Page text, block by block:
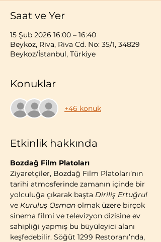
Saat ve Yer
15 Şub 2026 16:00 – 16:40
Beykoz, Riva, Riva Cd. No: 35/1, 34829
Beykoz/İstanbul, Türkiye
Konuklar
+46 konuk
Etkinlik hakkında
Bozdağ Film Platoları
Ziyaretçiler, Bozdağ Film Platoları’nın
tarihi atmosferinde zamanın içinde bir
yolculuğa çıkarak başta Diriliş Ertuğrul
ve Kuruluş Osman olmak üzere birçok
sinema filmi ve televizyon dizisine ev
sahipliği yapmış bu büyüleyici alanı
keşfedebilir. Söğüt 1299 Restoranı’nda,